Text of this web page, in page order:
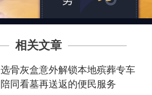
相关文章
选骨灰盒意外解锁本地殡葬专车
陪同看墓再送返的便民服务